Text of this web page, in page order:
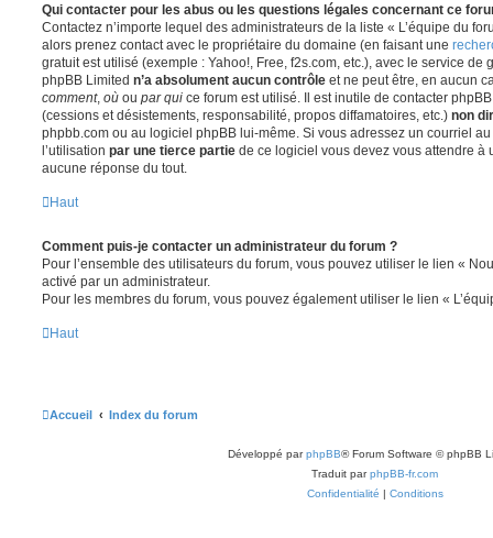
Qui contacter pour les abus ou les questions légales concernant ce
Contactez n’importe lequel des administrateurs de la liste « L’équipe du
alors prenez contact avec le propriétaire du domaine (en faisant une
gratuit est utilisé (exemple : Yahoo!, Free, f2s.com, etc.), avec le service de
phpBB Limited n’a absolument aucun contrôle et ne peut être, en aucun
comment, où ou par qui ce forum est utilisé. Il est inutile de contacter
(cessions et désistements, responsabilité, propos diffamatoires, etc.) non
phpbb.com ou au logiciel phpBB lui-même. Si vous adressez un courriel
l’utilisation par une tierce partie de ce logiciel vous devez vous attendre à
aucune réponse du tout.
Haut
Comment puis-je contacter un administrateur du forum ?
Pour l’ensemble des utilisateurs du forum, vous pouvez utiliser le lien «
activé par un administrateur.
Pour les membres du forum, vous pouvez également utiliser le lien «
Haut
Accueil Index du forum
Développé parphpBB® Forum Software © phpBB
Traduit parphpBB-fr.com
Confidentialité | Conditions